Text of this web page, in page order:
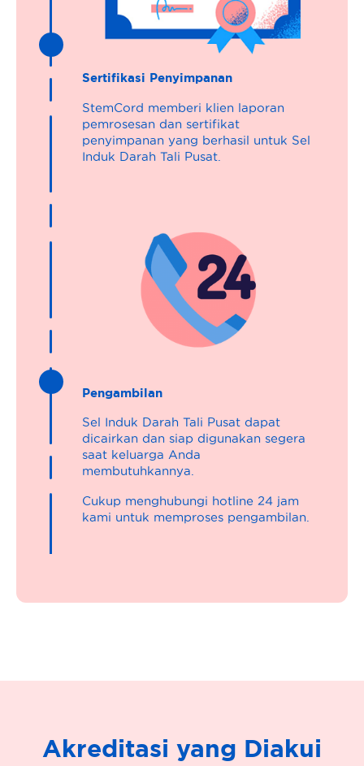
Sertifikasi Penyimpanan
StemCord memberi klien laporan
pemrosesan dan sertifikat
penyimpanan yang berhasil untuk Sel
Induk Darah Tali Pusat.
Pengambilan
Sel Induk Darah Tali Pusat dapat
dicairkan dan siap digunakan segera
saat keluarga Anda
membutuhkannya.
Cukup menghubungi hotline 24 jam
kami untuk memproses pengambilan.
Akreditasi yang Diakui